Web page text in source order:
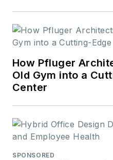
How Pfluger
Old Gym into a
Center
SPONSORED